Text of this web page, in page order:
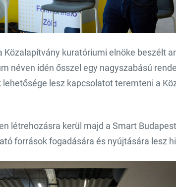
Közalapítvány kuratóriumi elnöke beszélt
néven idén ősszel egy nagyszabású
lehetősége lesz kapcsolatot teremteni a
létrehozásra kerül majd a Smart
források fogadására és nyújtására lesz